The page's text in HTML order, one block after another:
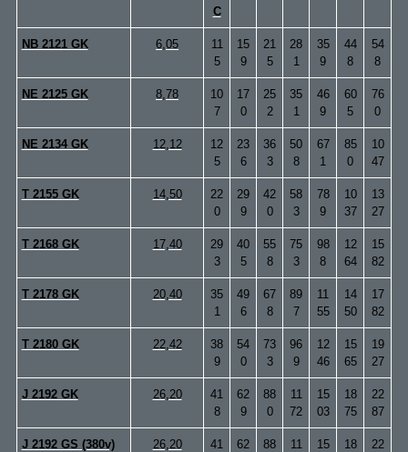
C
NB 2121 GK 6,05
11
5
15
9
21
5
28
1
35
9
44
8
54
8
NE 2125 GK 8,78
10
7
17
0
25
2
35
1
46
9
60
5
76
0
NE 2134 GK 12,12
12
5
23
6
36
3
50
8
67
1
85
0
10
47
T 2155 GK 14,50
22
0
29
9
42
0
58
3
78
9
10
37
13
27
T 2168 GK 17,40
29
3
40
5
55
8
75
3
98
8
12
64
15
82
T 2178 GK 20,40
35
1
49
6
67
8
89
7
11
55
14
50
17
82
T 2180 GK 22,42
38
9
54
0
73
3
96
9
12
46
15
65
19
27
J 2192 GK 26,20
41
8
62
9
88
0
11
72
15
03
18
75
22
87
J 2192 GS (380v) 26,20
41
62
88
11
15
18
22